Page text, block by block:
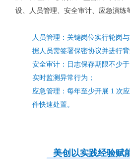
设、人员管理、安全审计、应急演练
人员管理：关键岗位实行轮岗
据人员需签署保密协议并进行背
安全审计：日志保存期限不少
实时监测异常行为；
应急管理：每年至少开展 1 次
件快速处置。
美创以实践经验赋